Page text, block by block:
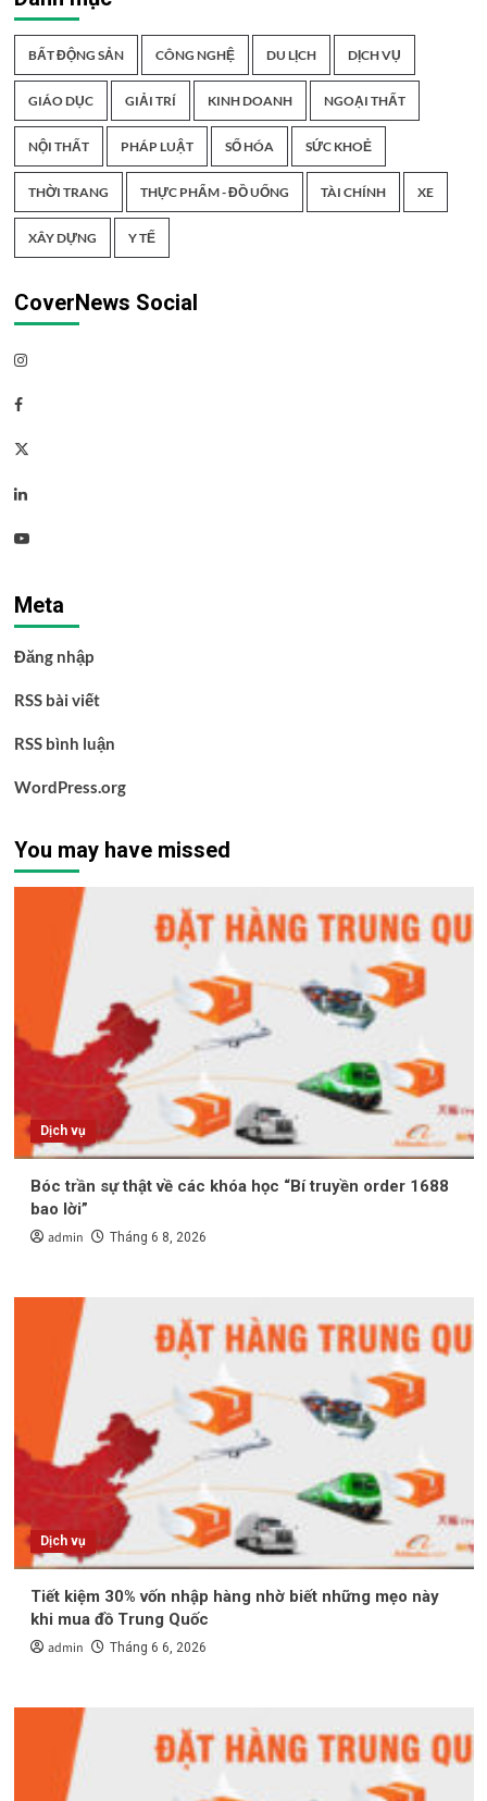
BẤT ĐỘNG SẢN CÔNG NGHỆ DU LỊCH DỊCH VỤ
GIÁO DỤC GIẢI TRÍ KINH DOANH NGOẠI THẤT
NỘI THẤT PHÁP LUẬT SỐ HÓA SỨC KHOẺ
THỜI TRANG THỰC PHẨM - ĐỒ UỐNG TÀI CHÍNH XE
XÂY DỰNG Y TẾ
CoverNews Social
Instagram
Facebook
Twitter
Linkedin
Youtube
Meta
Đăng nhập
RSS bài viết
RSS bình luận
WordPress.org
You may have missed
Dịch vụ
Bóc trần sự thật về các khóa học “Bí truyền order 1688
bao lời”
admin Tháng 6 8, 2026
Dịch vụ
Tiết kiệm 30% vốn nhập hàng nhờ biết những mẹo này
khi mua đồ Trung Quốc
admin Tháng 6 6, 2026